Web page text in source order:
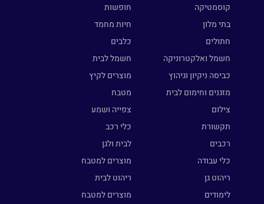
קוסמטיקה
חופשות
בתי מלון
חיות מחמד
חתולים
כלבים
חשמל ואלקטרוניקה
חשמל לבית
כביסה ניקיון וגיהוץ
מוצרים לקיץ
מזגנים וחימום לבית
מטבח
צילום
צפייה ושמע
תקשורת
כלי רכב
רכבים
לבית ולגן
כלי עבודה
מוצרים למטבח
ריהוט גן
ריהוט לבית
לימודים
מוצרים למטבח